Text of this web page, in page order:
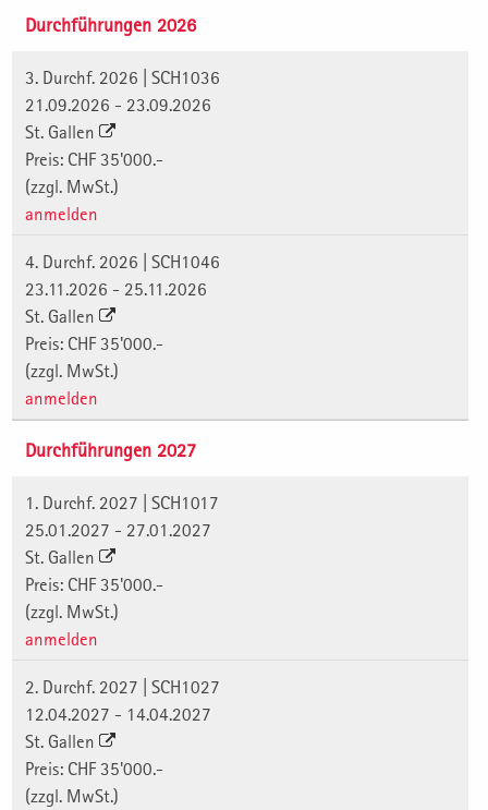
Durchführungen 2026
3. Durchf. 2026 | SCH1036
21.09.2026 - 23.09.2026
St. Gallen
Preis: CHF 35'000.-
(zzgl. MwSt.)
anmelden
4. Durchf. 2026 | SCH1046
23.11.2026 - 25.11.2026
St. Gallen
Preis: CHF 35'000.-
(zzgl. MwSt.)
anmelden
Durchführungen 2027
1. Durchf. 2027 | SCH1017
25.01.2027 - 27.01.2027
St. Gallen
Preis: CHF 35'000.-
(zzgl. MwSt.)
anmelden
2. Durchf. 2027 | SCH1027
12.04.2027 - 14.04.2027
St. Gallen
Preis: CHF 35'000.-
(zzgl. MwSt.)